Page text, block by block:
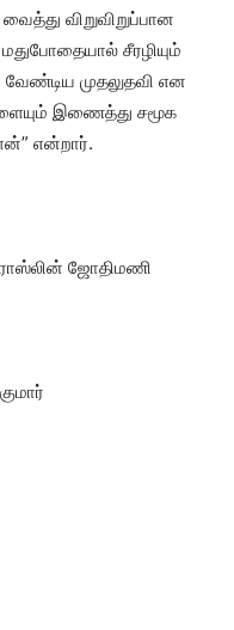
விறுவிறுப்பான
சீரழியும்
வேண்டிய முதலுதவி என
இணைத்து சமூக
என்றார்.
ரோஸ்லின் ஜோதிமணி